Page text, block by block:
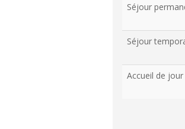
Séjour
Séjour
Accueil de jour